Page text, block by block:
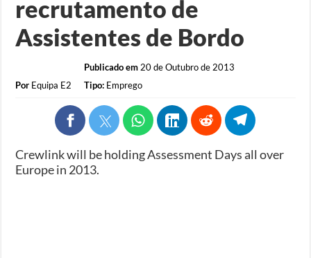
recrutamento de
Assistentes de Bordo
Por Equipa E2
Publicado em 20 de Outubro de 2013
Tipo: Emprego
Crewlink will be holding Assessment Days all over
Europe in 2013.